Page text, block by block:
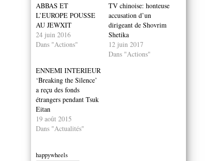
ABBAS ET
L’EUROPE POUSSE
AU JEWXIT
24 juin 2016
Dans "Actions"
TV chinoise: honteuse
accusation d’un
dirigeant de Shovrim
Shetika
12 juin 2017
Dans "Actions"
ENNEMI INTERIEUR
‘Breaking the Silence’
a reçu des fonds
étrangers pendant Tsuk
Eitan
19 août 2015
Dans "Actualités"
happywheels